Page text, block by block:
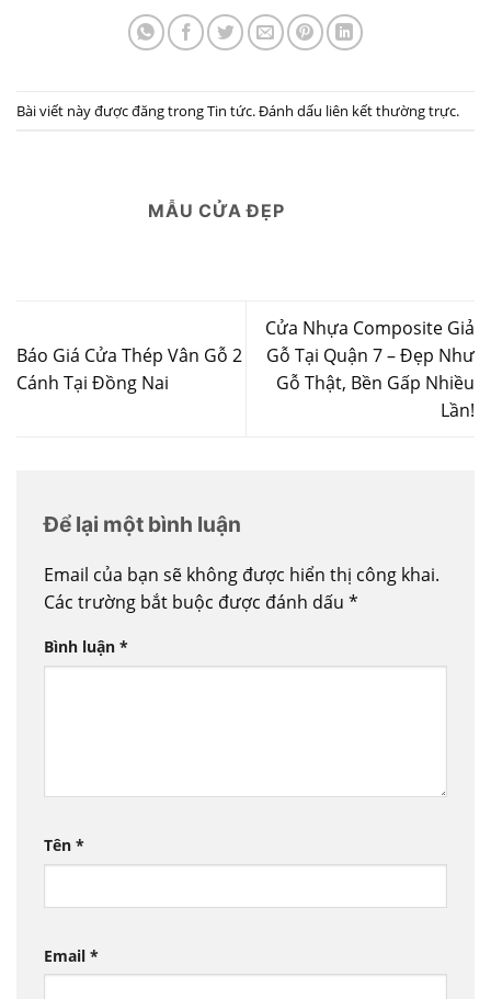
Bài viết này được đăng trongTin tức. Đánh dấu liên kết thường trực.
MẪU CỬA ĐẸP
Báo Giá Cửa Thép Vân Gỗ 2
Cánh Tại Đồng Nai
Cửa Nhựa Composite Giả
Gỗ Tại Quận 7 – Đẹp Như
Gỗ Thật, Bền Gấp Nhiều
Lần!
Để lại một bình luận
Email của bạn sẽ không được hiển thị công khai.
Các trường bắt buộc được đánh dấu *
Bình luận *
Tên *
Email *